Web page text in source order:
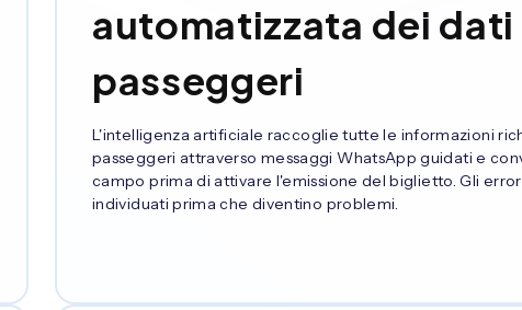
automatizzata dei dati
passeggeri
L'intelligenza artificiale raccoglie tutte le informazioni
passeggeri attraverso messaggi WhatsApp guidati e
campo prima di attivare l'emissione del biglietto. Gli
individuati prima che diventino problemi.